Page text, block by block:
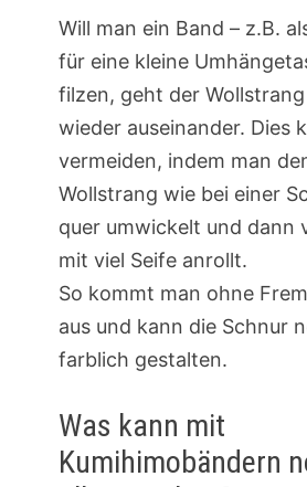
Will man ein Band – z.B.
für eine kleine
filzen, geht der
wieder auseinander. Dies
vermeiden, indem man
Wollstrang wie bei einer
quer umwickelt und dann
mit viel Seife anrollt.
So kommt man ohne
aus und kann die Schnur
farblich gestalten.
Was kann mit
Kumihimobändern